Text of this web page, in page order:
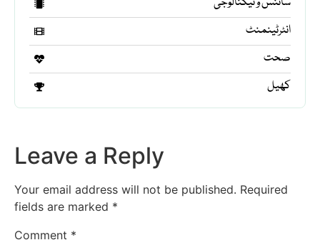
انٹرٹینمنٹ
صحت
کھیل
Leave a Reply
Your email address will not be published. Required
fields are marked *
Comment *